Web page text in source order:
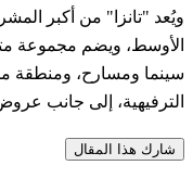
ويُعد "تانزا" من أكبر
الأوسط، ويضم مجموعة
سينما ومسارح، ومنطقة
الترفيهية، إلى جانب
شارك هذا المقال